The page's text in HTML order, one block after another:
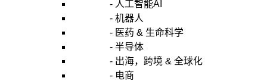
- 人工智能AI
- 机器人
- 医药 & 生命科学
- 半导体
- 出海，跨境 & 全球化
- 电商